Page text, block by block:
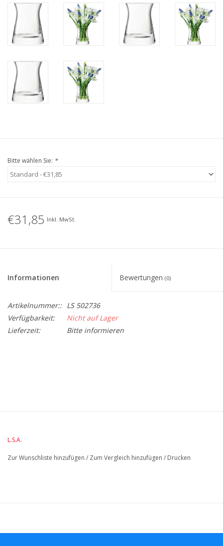
Bitte wählen Sie: *
€31,85 Inkl. MwSt.
Informationen Bewertungen (0)
Artikelnummer:: LS 502736
Verfügbarkeit:
Nicht auf Lager
Lieferzeit:
Bitte informieren
L.S.A.
Zur Wunschliste hinzufügen / Zum Vergleich hinzufügen / Drucken